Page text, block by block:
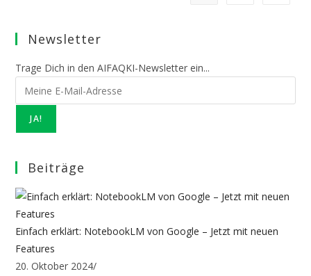
Newsletter
Trage Dich in den AIFAQKI-Newsletter ein...
JA!
Beiträge
Einfach erklärt: NotebookLM von Google – Jetzt mit neuen
Features
20. Oktober 2024/